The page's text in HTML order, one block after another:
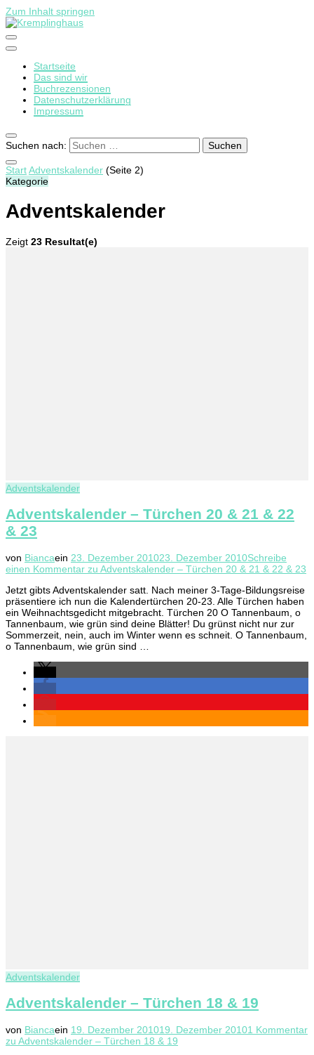
Zum Inhalt springen
Kremplinghaus
Startseite
Das sind wir
Buchrezensionen
Datenschutzerklärung
Impressum
Suchen nach:
StartAdventskalender (Seite 2)
Kategorie
Adventskalender
Zeigt 23 Resultat(e)
Adventskalender
Adventskalender – Türchen 20 & 21 & 22
& 23
von Biancaein 23. Dezember 201023. Dezember 2010Schreibe
einen Kommentar zu Adventskalender – Türchen 20 & 21 & 22 & 23
Jetzt gibts Adventskalender satt. Nach meiner 3-Tage-Bildungsreise
präsentiere ich nun die Kalendertürchen 20-23. Alle Türchen haben
ein Weihnachtsgedicht mitgebracht. Türchen 20 O Tannenbaum, o
Tannenbaum, wie grün sind deine Blätter! Du grünst nicht nur zur
Sommerzeit, nein, auch im Winter wenn es schneit. O Tannenbaum,
o Tannenbaum, wie grün sind …
Adventskalender
Adventskalender – Türchen 18 & 19
von Biancaein 19. Dezember 201019. Dezember 20101 Kommentar
zu Adventskalender – Türchen 18 & 19